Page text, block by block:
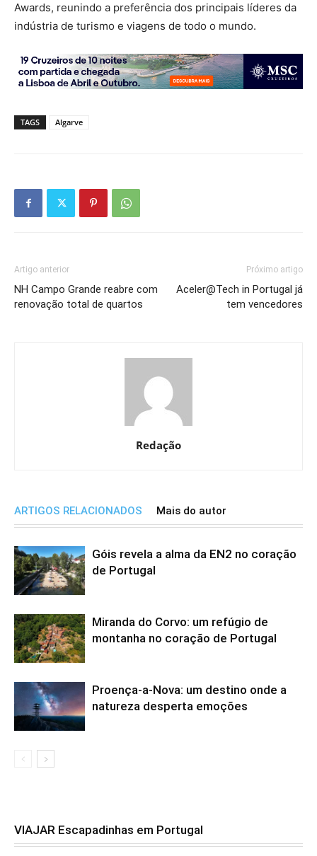
Awards, reunindo a preferência dos principais líderes da
indústria de turismo e viagens de todo o mundo.
TAGS Algarve
Artigo anterior
NH Campo Grande reabre com
renovação total de quartos
Próximo artigo
Aceler@Tech in Portugal já
tem vencedores
Redação
ARTIGOS RELACIONADOS Mais do autor
Góis revela a alma da EN2 no coração
de Portugal
Miranda do Corvo: um refúgio de
montanha no coração de Portugal
Proença-a-Nova: um destino onde a
natureza desperta emoções
VIAJAR Escapadinhas em Portugal